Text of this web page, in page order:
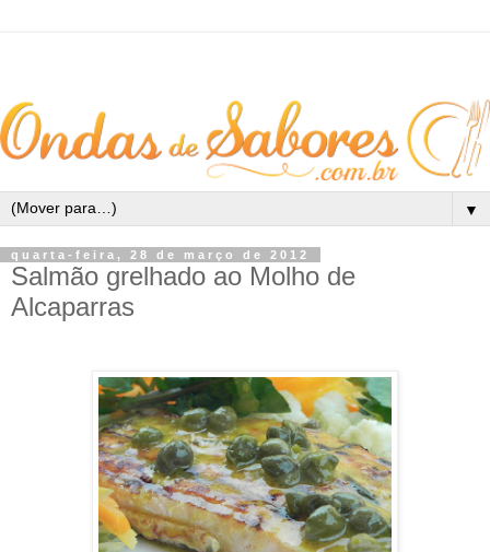
▼
quarta-feira, 28 de março de 2012
Salmão grelhado ao Molho de
Alcaparras